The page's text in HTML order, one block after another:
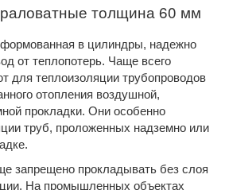
толщина 60 мм
в цилиндры, надежно
от теплопотерь. Чаще всего
для теплоизоляции трубопроводов
отопления воздушной,
прокладки. Они особенно
труб, проложенных надземно или
запрещено прокладывать без слоя
На промышленных объектах